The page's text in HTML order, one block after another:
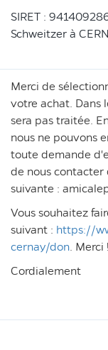
SIRET :
Schweitzer à
Merci de
votre achat. Dans
sera pas traitée.
nous ne pouvons
toute demande
de nous contacter
suivante :
Vous souhaitez
suivant : https://
cernay/don. Merci !
Cordialement